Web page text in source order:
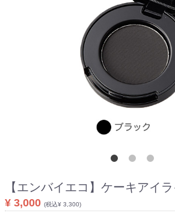
【エンバイエコ】 ケーキアイラ
¥ 3,000 (税込¥ 3,300)